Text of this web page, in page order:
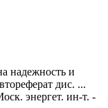
надежность и
дис. ...
энергет. ин-т. -